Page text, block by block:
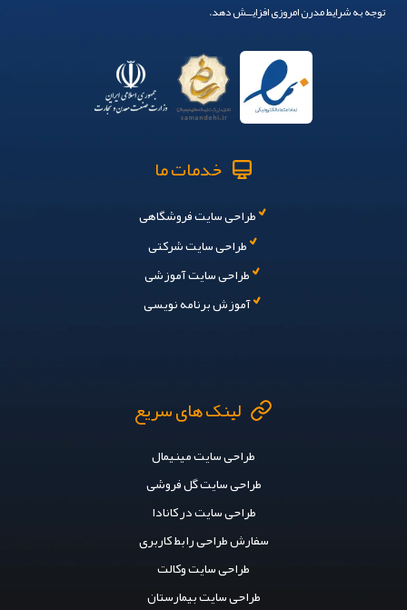
توجه به شرایط مدرن امروزی افزایــش دهد.
خدمات ما
طراحی سایت فروشگاهی
طراحی سایت شرکتی
طراحی سایت آموزشی
آموزش برنامه نویسی
لینک های سریع
طراحی سایت مینیمال
طراحی سایت گل فروشی
طراحی سایت در کانادا
سفارش طراحی رابط کاربری
طراحی سایت وکالت
طراحی سایت بیمارستان